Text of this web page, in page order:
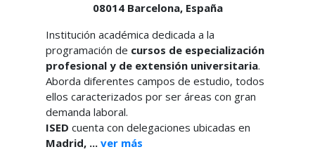
08014 Barcelona, España
Institución académica dedicada a la
programación de cursos de especialización
profesional y de extensión universitaria.
Aborda diferentes campos de estudio, todos
ellos caracterizados por ser áreas con gran
demanda laboral.
ISED cuenta con delegaciones ubicadas en
Madrid, ... ver más